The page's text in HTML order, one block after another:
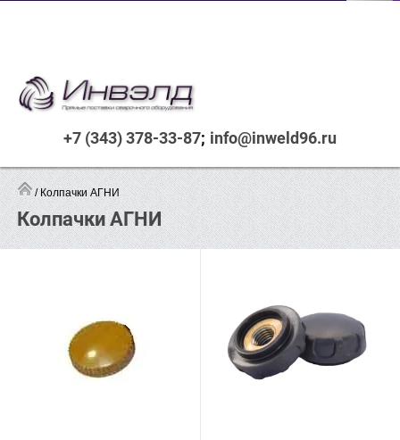
+7 (343) 378-33-87 info@inweld96.ru
/ Колпачки АГНИ
Колпачки АГНИ